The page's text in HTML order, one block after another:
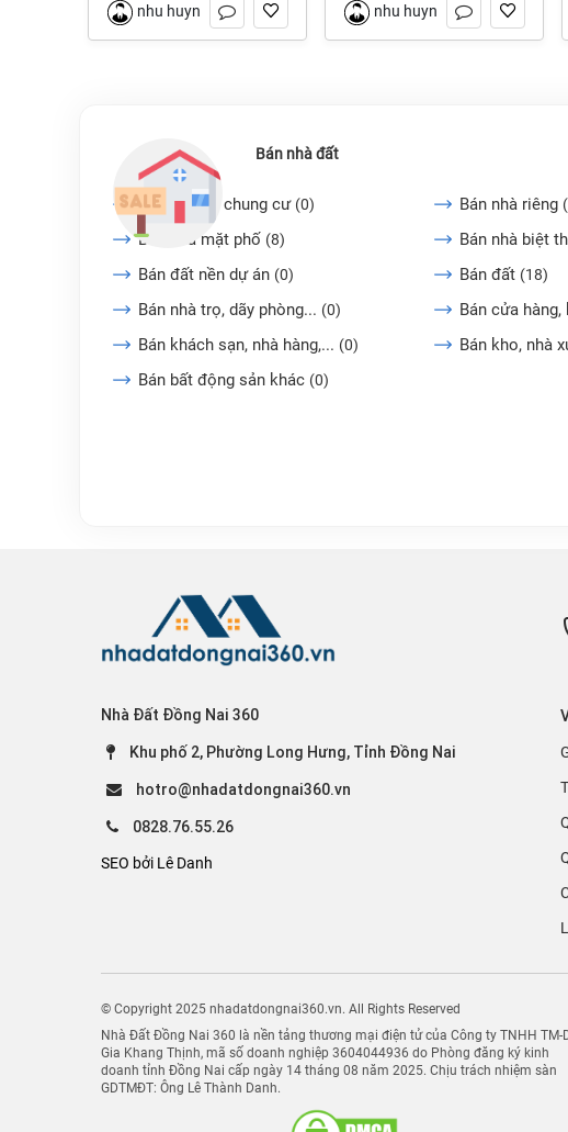
nhu huynh nhu huynh
Bán nhà đất
Bán căn hộ chung cư (0) Bán nhà riêng
Bán nhà mặt phố (8) Bán nhà biệt
Bán đất nền dự án (0) Bán đất (18)
Bán nhà trọ, dãy phòng... (0) Bán cửa
Bán khách sạn, nhà hàng,... (0) Bán kho, nhà
Bán bất động sản khác (0)
Nhà Đất Đồng Nai 360
Khu phố 2, Phường Long Hưng, Tỉnh Đồng Nai
hotro@nhadatdongnai360.vn
0828.76.55.26
SEO bởi Lê Danh
© Copyright 2025 nhadatdongnai360.vn. All Rights Reserved
Nhà Đất Đồng Nai 360 là nền tảng thương mại điện tử của Công ty TNHH TM-
Gia Khang Thịnh, mã số doanh nghiệp 3604044936 do Phòng đăng ký kinh
doanh tỉnh Đồng Nai cấp ngày 14 tháng 08 năm 2025. Chịu trách nhiệm sàn
GDTMĐT: Ông Lê Thành Danh.